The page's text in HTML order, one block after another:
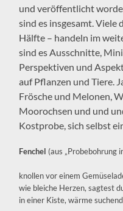
und veröffentlicht
sind es insgesamt. Viele
Hälfte – handeln im
sind es Ausschnitte,
Perspektiven und
auf Pflanzen und Tiere.
Frösche und Melonen,
Moorochsen und und
Kostprobe, sich selbst
Fenchel (aus „Probebohrung
knollen vor einem
wie bleiche Herzen, sagtest
in einer Kiste, wärme